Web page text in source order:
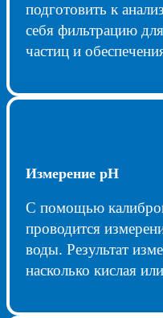
подготовить к
себя фильтрацию
частиц и
Измерение pH
С помощью
проводится
воды. Результат
насколько кислая